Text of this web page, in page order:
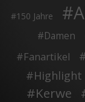
150 Jahre
Damen
Fanartikel
Highlight
Kerwe